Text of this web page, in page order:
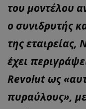
του μοντέλου
ο συνιδρυτής
της εταιρείας,
έχει
Revolut ως
πυραύλους»,